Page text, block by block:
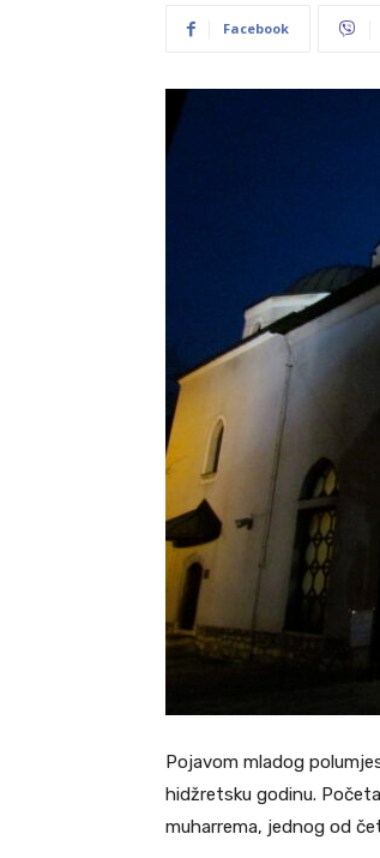
Facebook
Pojavom mladog
hidžretsku godinu.
muharrema, jednog od